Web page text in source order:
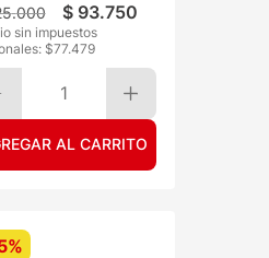
.000 $ 93.750
sin impuestos
$77.479
1
AL CARRITO